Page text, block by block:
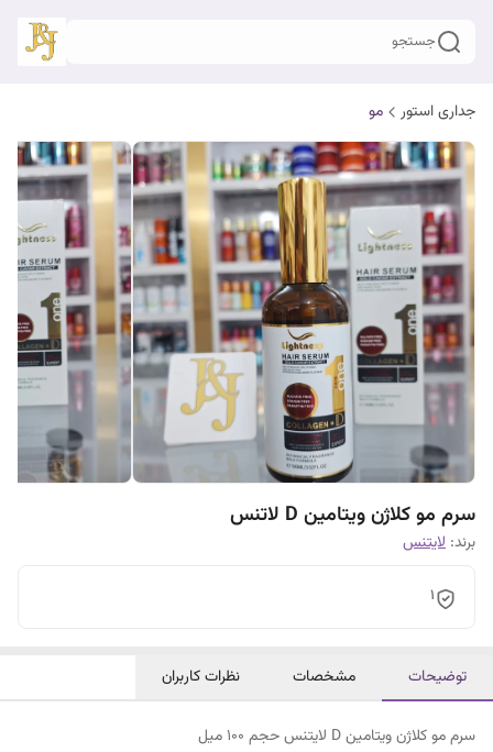
جستجو
جداری استور مو
سرم مو کلاژن ویتامین D لاتنس
برند: لایتنس
1
توضیحات مشخصات نظرات کاربران
سرم مو کلاژن ویتامین D لایتنس حجم 100 میل